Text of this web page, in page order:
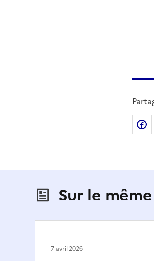
Sur le
7 avril 2026